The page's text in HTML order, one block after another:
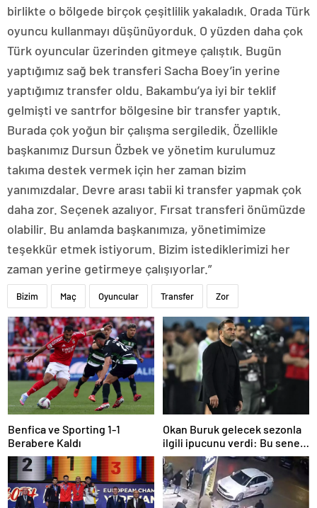
birlikte o bölgede birçok çeşitlilik yakaladık. Orada Türk
oyuncu kullanmayı düşünüyorduk. O yüzden daha çok
Türk oyuncular üzerinden gitmeye çalıştık. Bugün
yaptığımız sağ bek transferi Sacha Boey’in yerine
yaptığımız transfer oldu. Bakambu’ya iyi bir teklif
gelmişti ve santrfor bölgesine bir transfer yaptık.
Burada çok yoğun bir çalışma sergiledik. Özellikle
başkanımız Dursun Özbek ve yönetim kurulumuz
takıma destek vermek için her zaman bizim
yanımızdalar. Devre arası tabii ki transfer yapmak çok
daha zor. Seçenek azalıyor. Fırsat transferi önümüzde
olabilir. Bu anlamda başkanımıza, yönetimimize
teşekkür etmek istiyorum. Bizim istediklerimizi her
zaman yerine getirmeye çalışıyorlar.”
Bizim Maç Oyuncular Transfer Zor
Benfica ve Sporting 1-1
Berabere Kaldı
Okan Buruk gelecek sezonla
ilgili ipucunu verdi: Bu sene
3, seneye de 4